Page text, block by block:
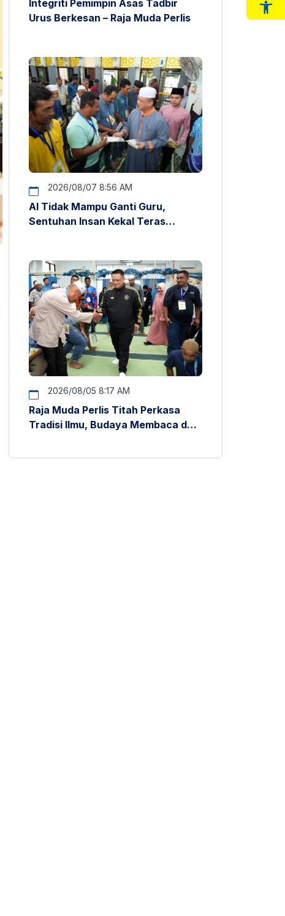
Integriti Pemimpin Asas Tadbir
Urus Berkesan – Raja Muda Perlis
2026/08/07 8:56 AM
AI Tidak Mampu Ganti Guru,
Sentuhan Insan Kekal Teras
2026/08/05 8:17 AM
Raja Muda Perlis Titah Perkasa
Tradisi Ilmu, Budaya Membaca dan